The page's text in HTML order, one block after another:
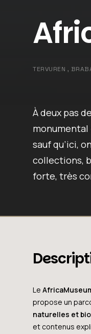
TERVUREN ,
À deux pas
monumental
sauf qu’ici,
collections,
forte, très
Le
propose un
naturelles et
et contenus